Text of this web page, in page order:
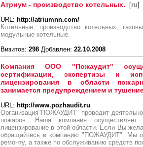
Атриум - производство котельных. [ru]
URL: http://atriumnn.com/
Котельные, производство котельных,
модульные котельные.
Визитов: 298 Добавлен: 22.10.2008
Компания ООО "Пожаудит"
сертификации, экспертизы и
лицензирования в области
занимается предупреждением и
URL: http://www.pozhaudit.ru
Организация"ПОЖАУДИТ" проводит
пожаров. Наша компания осуществляет
лицензирование в этой области. Если Вы
обращайтесь в компанию "ПОЖАУДИТ". Мы
ремонту, а также по обслуживанию средств